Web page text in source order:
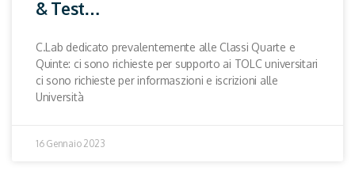
& Test…
C.Lab dedicato prevalentemente alle Classi Quarte e
Quinte: ci sono richieste per supporto ai TOLC universitari
ci sono richieste per informaszioni e iscrizioni alle
Università
16 Gennaio 2023